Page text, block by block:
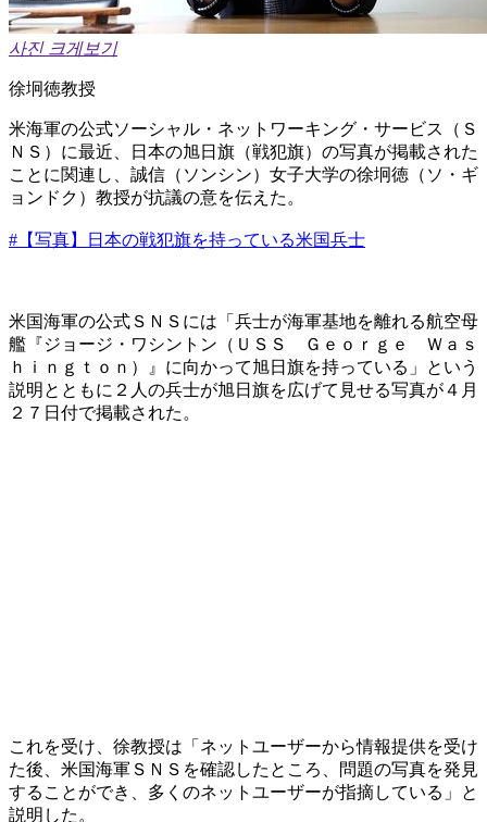
사진 크게보기
徐坰徳教授
米海軍の公式ソーシャル・ネットワーキング・サービス（Ｓ
ＮＳ）に最近、日本の旭日旗（戦犯旗）の写真が掲載された
ことに関連し、誠信（ソンシン）女子大学の徐坰徳（ソ・ギ
ョンドク）教授が抗議の意を伝えた。
#【写真】日本の戦犯旗を持っている米国兵士
​米国海軍の公式ＳＮＳには「兵士が海軍基地を離れる航空母
艦『ジョージ・ワシントン（ＵＳＳ Ｇｅｏｒｇｅ Ｗａｓ
ｈｉｎｇｔｏｎ）』に向かって旭日旗を持っている」という
説明とともに２人の兵士が旭日旗を広げて見せる写真が４月
２７日付で掲載された。
​これを受け、徐教授は「ネットユーザーから情報提供を受け
た後、米国海軍ＳＮＳを確認したところ、問題の写真を発見
することができ、多くのネットユーザーが指摘している」と
説明した。